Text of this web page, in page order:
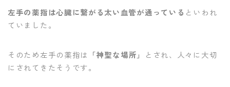
左手の薬指は心臓に繋がる太い血管が通っている といわれ
ていました。
そのため左手の薬指は 「神聖な場所」
とされ、人々に大切
にされてきたそうです。